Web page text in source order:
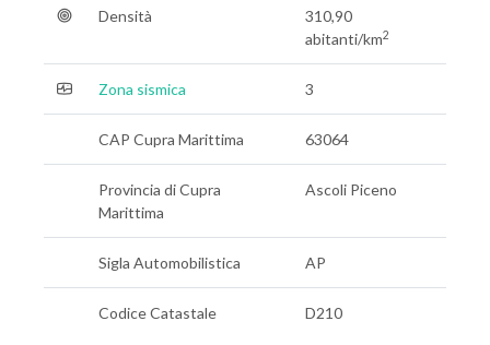
Densità
310,90
abitanti/km2
Zona sismica 3
CAP Cupra Marittima 63064
Provincia di Cupra
Marittima
Ascoli Piceno
Sigla Automobilistica AP
Codice Catastale D210